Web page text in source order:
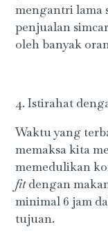
mengantri lama
penjualan
oleh banyak
4. Istirahat
Waktu yang
memaksa kita
memedulikan
fitdengan
minimal 6 jam
tujuan.